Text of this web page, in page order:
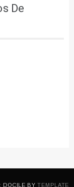
De
DOCILE BYTEMPLATE